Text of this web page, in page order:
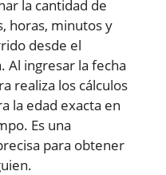
la cantidad de
horas, minutos y
desde el
Al ingresar la fecha
realiza los cálculos
la edad exacta en
Es una
para obtener